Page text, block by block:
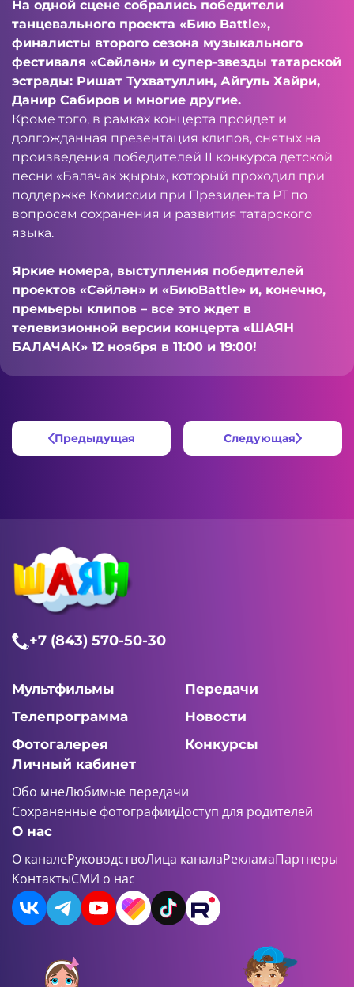
На одной сцене собрались победители
танцевального проекта «Бию Battle»,
финалисты второго сезона музыкального
фестиваля «Сәйлән» и супер-звезды татарской
эстрады: Ришат Тухватуллин, Айгуль Хайри,
Данир Сабиров и многие другие.
Кроме того, в рамках концерта пройдет и
долгожданная презентация клипов, снятых на
произведения победителей II конкурса детской
песни «Балачак җыры», который проходил при
поддержке Комиссии при Президента РТ по
вопросам сохранения и развития татарского
языка.
Яркие номера, выступления победителей
проектов «Сәйлән» и «БиюBattle» и, конечно,
премьеры клипов – все это ждет в
телевизионной версии концерта «ШАЯН
БАЛАЧАК» 12 ноября в 11:00 и 19:00!
Предыдущая Следующая
+7 (843) 570-50-30
Мультфильмы
Передачи
Телепрограмма
Новости
Фотогалерея
Конкурсы
Личный кабинет
Обо мнеЛюбимые передачи
Сохраненные фотографииДоступ для родителей
О нас
О каналеРуководствоЛица каналаРекламаПартнеры
КонтактыСМИ о нас